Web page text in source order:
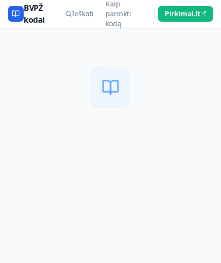
BVPŽ
kodai
Ieškoti
Kaip
parinkti
kodą
Pirkimai.lt